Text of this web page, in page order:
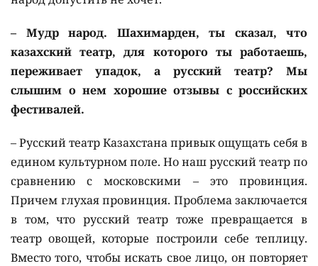
– Мудр народ. Шахимарден, ты сказал, что
казахский театр, для которого ты работаешь,
переживает упадок, а русский театр? Мы
слышим о нем хорошие отзывы с российских
фестивалей.
– Русский театр Казахстана привык ощущать себя в
едином культурном поле. Но наш русский театр по
сравнению с московскими – это провинция.
Причем глухая провинция. Проблема заключается
в том, что русский театр тоже превращается в
театр овощей, которые построили себе теплицу.
Вместо того, чтобы искать свое лицо, он повторяет